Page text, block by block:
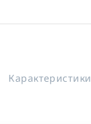
Карактеристики